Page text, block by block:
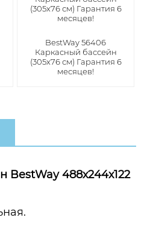
BestWay 56406
Каркасный бассейн
(305х76 см) Гарантия 6
месяцев!
BestWay 488х244х122